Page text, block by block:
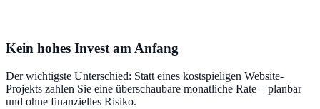
Kein hohes Invest am Anfang
Der wichtigste Unterschied: Statt eines kostspieligen Website-
Projekts zahlen Sie eine überschaubare monatliche Rate – planbar
und ohne finanzielles Risiko.